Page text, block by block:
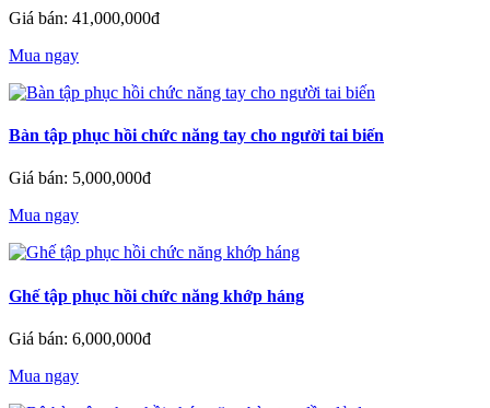
Giá bán: 41,000,000đ
Mua ngay
Bàn tập phục hồi chức năng tay cho người tai biến
Giá bán: 5,000,000đ
Mua ngay
Ghế tập phục hồi chức năng khớp háng
Giá bán: 6,000,000đ
Mua ngay